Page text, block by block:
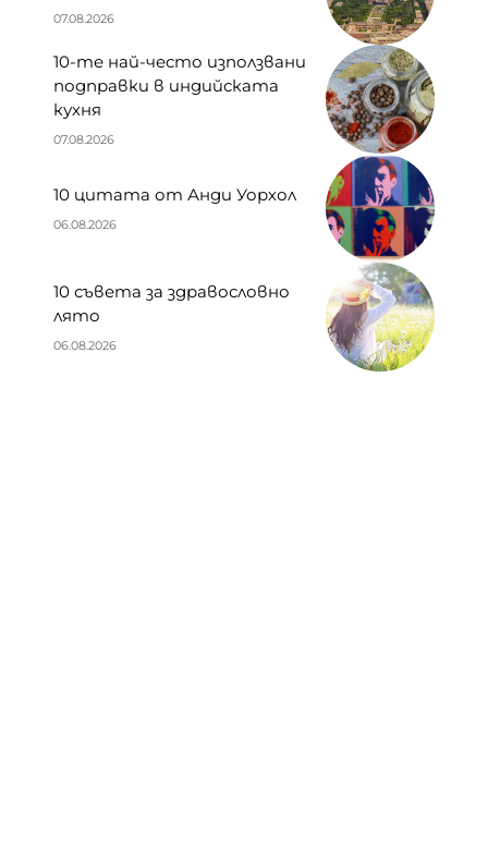
07.08.2026
10-те най-често използвани
подправки в индийската
кухня
07.08.2026
10 цитата от Анди Уорхол
06.08.2026
10 съвета за здравословно
лято
06.08.2026